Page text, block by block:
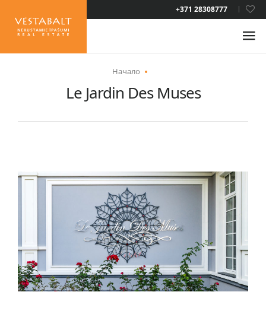
+371 28308777
LAT
ENG
НОВОСТИ
ВИД НА ЖИТЕЛЬСТВО
КОНТАКТЫ
Начало
Le Jardin Des Muses